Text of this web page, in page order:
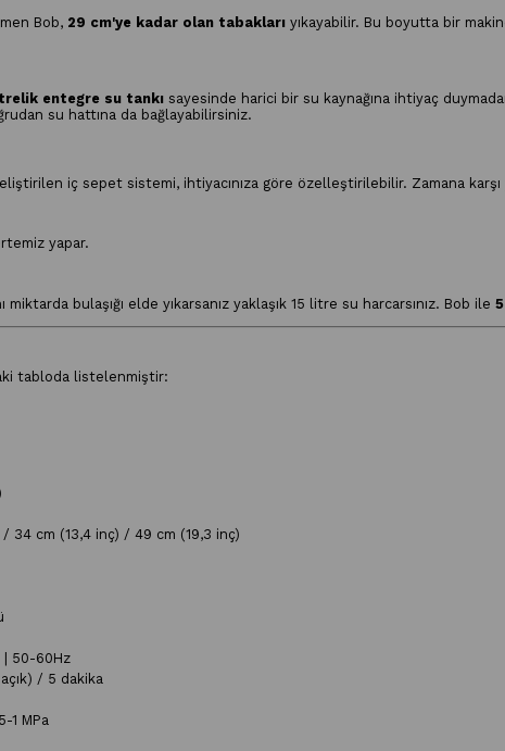
Bob, 29 cm'ye kadar olan tabaklarıyıkayabilir. Bu boyutta bir
entegre su tankısayesinde harici bir su kaynağına ihtiyaç duymadan
su hattına da bağlayabilirsiniz.
iç sepet sistemi, ihtiyacınıza göre özelleştirilebilir. Zamana karşı
yapar.
bulaşığı elde yıkarsanız yaklaşık 15 litre su harcarsınız. Bob ile
tabloda listelenmiştir:
34 cm (13,4 inç) / 49 cm (19,3 inç)
| 50-60Hz
/ 5 dakika
1 MPa